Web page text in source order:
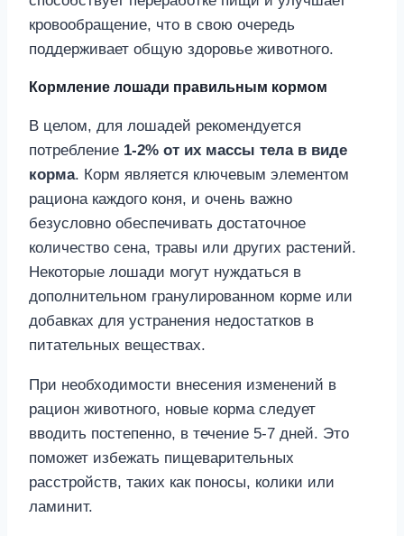
кровообращение, что в свою очередь
поддерживает общую здоровье животного.
Кормление лошади правильным кормом
В целом, для лошадей рекомендуется
потребление 1-2% от их массы тела в виде
корма. Корм является ключевым элементом
рациона каждого коня, и очень важно
безусловно обеспечивать достаточное
количество сена, травы или других растений.
Некоторые лошади могут нуждаться в
дополнительном гранулированном корме или
добавках для устранения недостатков в
питательных веществах.
При необходимости внесения изменений в
рацион животного, новые корма следует
вводить постепенно, в течение 5-7 дней. Это
поможет избежать пищеварительных
расстройств, таких как поносы, колики или
ламинит.